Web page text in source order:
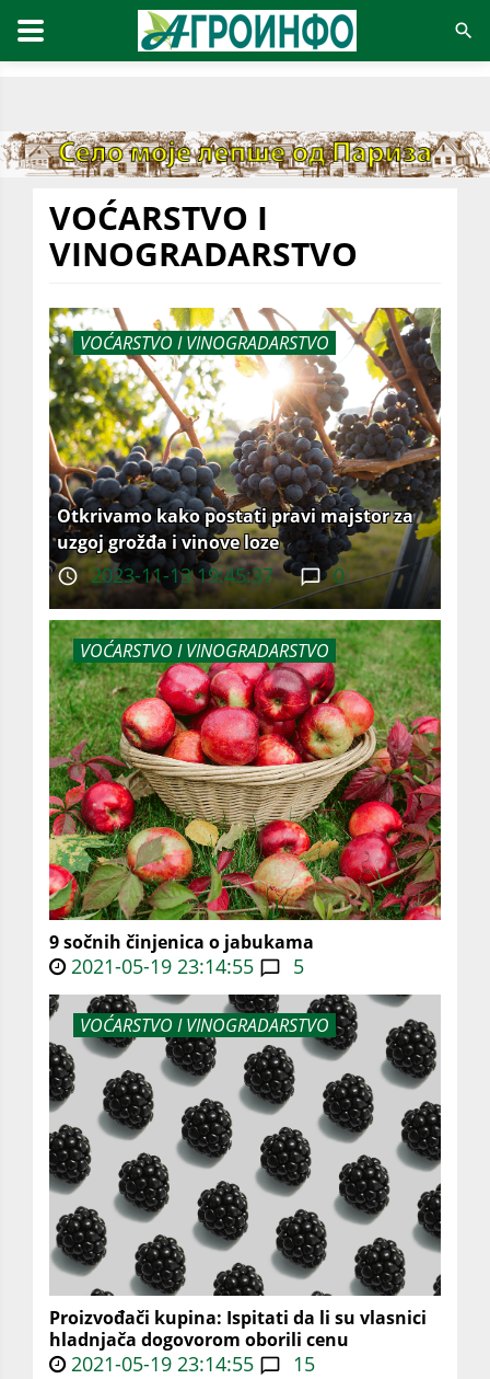
VOĆARSTVO I
VINOGRADARSTVO
VOĆARSTVO I VINOGRADARSTVO
Otkrivamo kako postati pravi majstor za
uzgoj grožđa i vinove loze
2023-11-13 19:45:37 0
VOĆARSTVO I VINOGRADARSTVO
9 sočnih činjenica o jabukama
2021-05-19 23:14:55 5
VOĆARSTVO I VINOGRADARSTVO
Proizvođači kupina: Ispitati da li su vlasnici
hladnjača dogovorom oborili cenu
2021-05-19 23:14:55 15